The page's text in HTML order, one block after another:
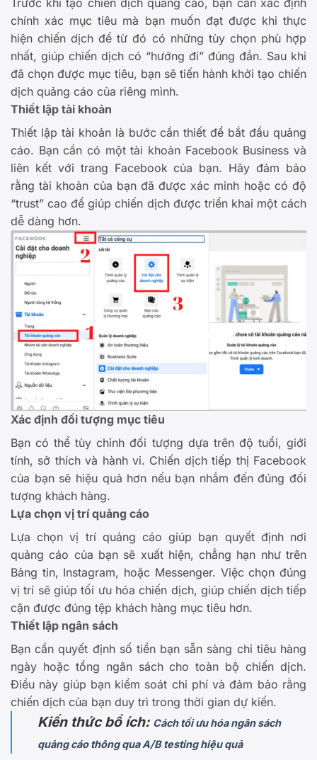
chính xác mục tiêu mà bạn muốn đạt được khi thực
hiện chiến dịch để từ đó có những tùy chọn phù hợp
nhất, giúp chiến dịch có “hướng đi” đúng đắn. Sau khi
đã chọn được mục tiêu, bạn sẽ tiến hành khởi tạo chiến
dịch quảng cáo của riêng mình.
Thiết lập tài khoản
Thiết lập tài khoản là bước cần thiết để bắt đầu quảng
cáo. Bạn cần có một tài khoản Facebook Business và
liên kết với trang Facebook của bạn. Hãy đảm bảo
rằng tài khoản của bạn đã được xác minh hoặc có độ
“trust” cao để giúp chiến dịch được triển khai một cách
dễ dàng hơn.
Xác định đối tượng mục tiêu
Bạn có thể tùy chỉnh đối tượng dựa trên độ tuổi, giới
tính, sở thích và hành vi. Chiến dịch tiếp thị Facebook
của bạn sẽ hiệu quả hơn nếu bạn nhắm đến đúng đối
tượng khách hàng.
Lựa chọn vị trí quảng cáo
Lựa chọn vị trí quảng cáo giúp bạn quyết định nơi
quảng cáo của bạn sẽ xuất hiện, chẳng hạn như trên
Bảng tin, Instagram, hoặc Messenger. Việc chọn đúng
vị trí sẽ giúp tối ưu hóa chiến dịch, giúp chiến dịch tiếp
cận được đúng tệp khách hàng mục tiêu hơn.
Thiết lập ngân sách
Bạn cần quyết định số tiền bạn sẵn sàng chi tiêu hàng
ngày hoặc tổng ngân sách cho toàn bộ chiến dịch.
Điều này giúp bạn kiểm soát chi phí và đảm bảo rằng
chiến dịch của bạn duy trì trong thời gian dự kiến.
Kiến thức bổ ích: Cách tối ưu hóa ngân sách
quảng cáo thông qua A/B testing hiệu quả